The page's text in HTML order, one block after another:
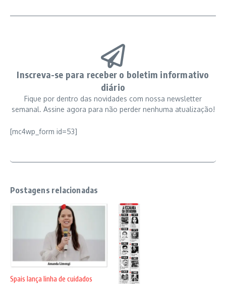
Inscreva-se para receber o boletim informativo
diário
Fique por dentro das novidades com nossa newsletter
semanal. Assine agora para não perder nenhuma atualização!
[mc4wp_form id=53]
Postagens relacionadas
Spais lança linha de cuidados